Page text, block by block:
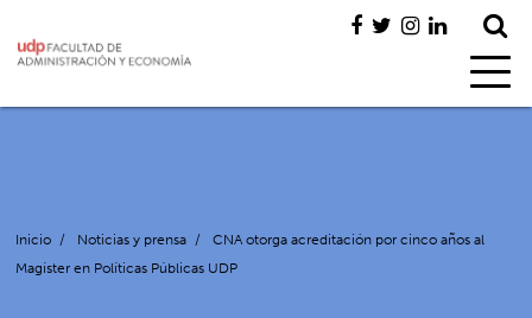
Inicio / Noticias y prensa /
CNA otorga acreditación por cinco años al
Magíster en Políticas Públicas UDP